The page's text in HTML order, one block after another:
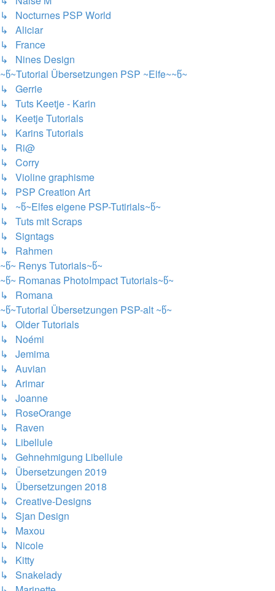
↳ Nocturnes PSP World
↳ Aliciar
↳ France
↳ Nines Design
~წ~Tutorial Übersetzungen PSP ~Elfe~~წ~
↳ Gerrie
↳ Tuts Keetje - Karin
↳ Keetje Tutorials
↳ Karins Tutorials
↳ Ri@
↳ Corry
↳ Violine graphisme
↳ PSP Creation Art
↳ ~წ~Elfes eigene PSP-Tutirials~წ~
↳ Tuts mit Scraps
↳ Signtags
↳ Rahmen
~წ~ Renys Tutorials~წ~
~წ~ Romanas PhotoImpact Tutorials~წ~
↳ Romana
~წ~Tutorial Übersetzungen PSP-alt ~წ~
↳ Older Tutorials
↳ Noémi
↳ Jemima
↳ Auvian
↳ Arimar
↳ Joanne
↳ RoseOrange
↳ Raven
↳ Libellule
↳ Gehnehmigung Libellule
↳ Übersetzungen 2019
↳ Übersetzungen 2018
↳ Creative-Designs
↳ Sjan Design
↳ Maxou
↳ Nicole
↳ Kitty
↳ Snakelady